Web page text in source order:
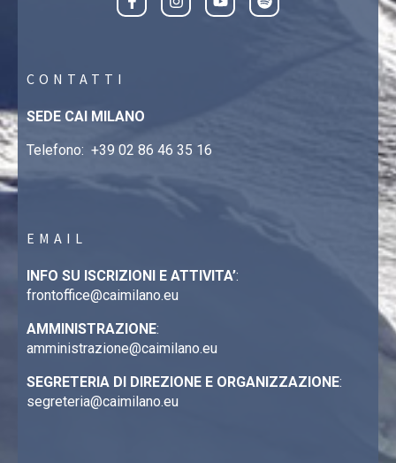
CONTATTI
SEDE CAI MILANO
Telefono: +39 02 86 46 35 16
EMAIL
INFO SU ISCRIZIONI E ATTIVITA’:
frontoffice@caimilano.eu
AMMINISTRAZIONE:
amministrazione@caimilano.eu
SEGRETERIA DI DIREZIONE E ORGANIZZAZIONE:
segreteria@caimilano.eu